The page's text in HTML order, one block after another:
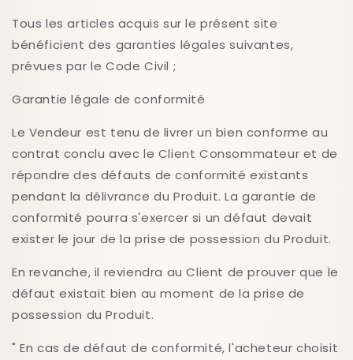
Tous les articles acquis sur le présent site
bénéficient des garanties légales suivantes,
prévues par le Code Civil ;
Garantie légale de conformité
Le Vendeur est tenu de livrer un bien conforme au
contrat conclu avec le Client Consommateur et de
répondre des défauts de conformité existants
pendant la délivrance du Produit. La garantie de
conformité pourra s'exercer si un défaut devait
exister le jour de la prise de possession du Produit.
En revanche, il reviendra au Client de prouver que le
défaut existait bien au moment de la prise de
possession du Produit.
" En cas de défaut de conformité, l'acheteur choisit